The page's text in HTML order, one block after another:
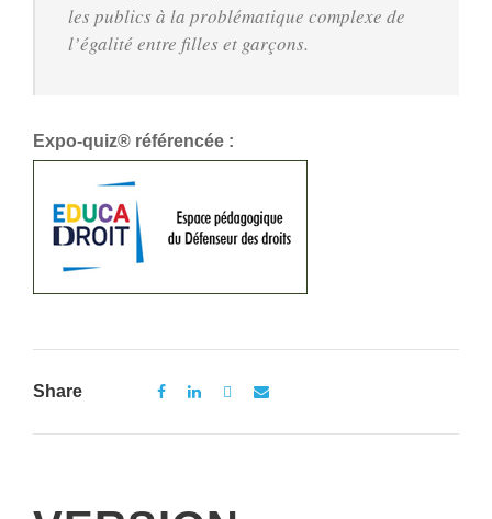
les publics à la problématique complexe de
l’égalité entre filles et garçons.
Expo-quiz® référencée :
Share